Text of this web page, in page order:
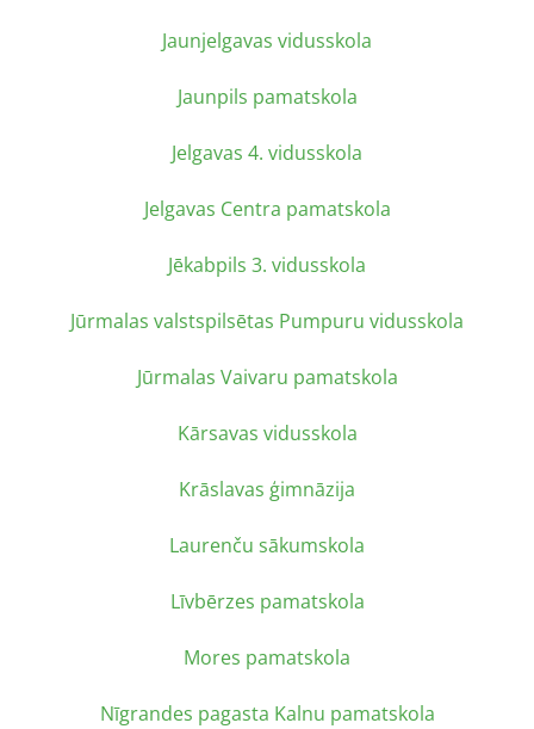
Jaunjelgavas vidusskola
Jaunpils pamatskola
Jelgavas 4. vidusskola
Jelgavas Centra pamatskola
Jēkabpils 3. vidusskola
Jūrmalas valstspilsētas Pumpuru vidusskola
Jūrmalas Vaivaru pamatskola
Kārsavas vidusskola
Krāslavas ģimnāzija
Laurenču sākumskola
Līvbērzes pamatskola
Mores pamatskola
Nīgrandes pagasta Kalnu pamatskola